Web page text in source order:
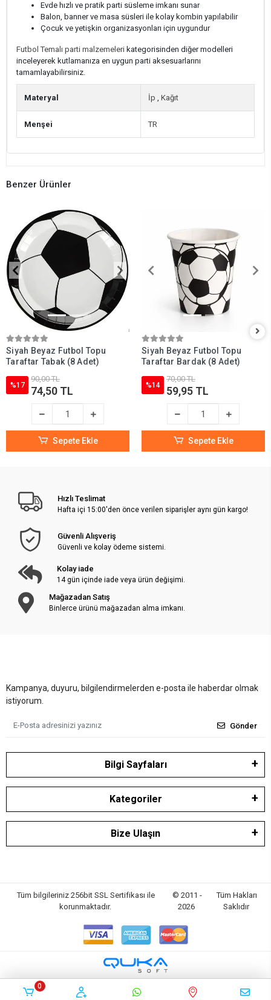
Evde hızlı ve pratik parti süsleme imkanı sunar
Balon, banner ve masa süsleri ile kolay kombin yapılabilir
Çocuk ve yetişkin organizasyonları için uygundur
Futbol Temalı parti malzemeleri kategorisinden diğer modelleri
inceleyerek kutlamanıza en uygun parti aksesuarlarını
tamamlayabilirsiniz.
Materyal İp , Kağıt
Menşei TR
Benzer Ürünler
Siyah Beyaz Futbol Topu
Taraftar Tabak (8 Adet)
%17
90,00 TL
74,50 TL
Sepete Ekle
Siyah Beyaz Futbol Topu
Taraftar Bardak (8 Adet)
%14
70,00 TL
59,95 TL
Sepete Ekle
Hızlı Teslimat
Hafta içi 15:00'den önce verilen siparişler aynı gün kargo!
Güvenli Alışveriş
Güvenli ve kolay ödeme sistemi.
Kolay iade
14 gün içinde iade veya ürün değişimi.
Mağazadan Satış
Binlerce ürünü mağazadan alma imkanı.
Kampanya, duyuru, bilgilendirmelerden e-posta ile haberdar olmak
istiyorum.
Gönder
Bilgi Sayfaları
Kategoriler
Bize Ulaşın
Tüm bilgileriniz 256bit SSL Sertifikası ile
korunmaktadır.
© 2011 -
2026
Tüm Hakları
Saklıdır
0